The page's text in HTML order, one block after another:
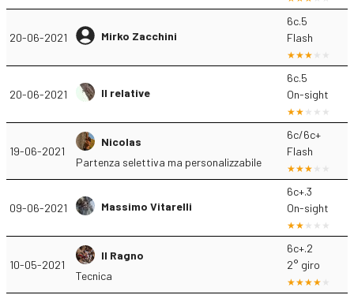
20-06-2021 Mirko Zacchini
6c.5
Flash
20-06-2021 Il relative
6c.5
On-sight
19-06-2021
Nicolas
Partenza selettiva ma personalizzabile
6c/6c+
Flash
09-06-2021 Massimo Vitarelli
6c+.3
On-sight
10-05-2021
Il Ragno
Tecnica
6c+.2
2° giro